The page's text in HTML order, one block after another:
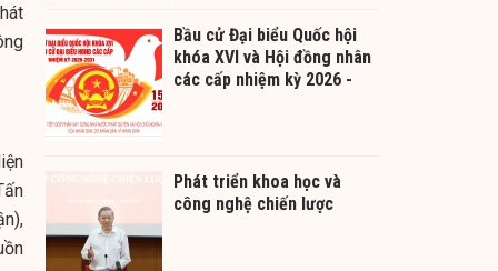
Bầu cử Đại biểu Quốc hội
khóa XVI và Hội đồng nhân
các cấp nhiệm kỳ 2026 -
Phát triển khoa học và
công nghệ chiến lược